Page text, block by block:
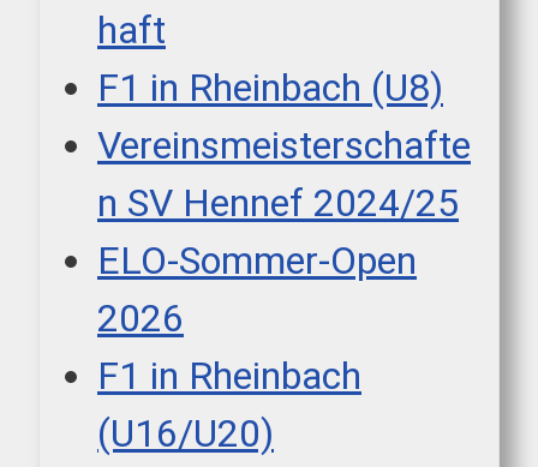
haft
F1 in Rheinbach (U8)
Vereinsmeisterschafte
n SV Hennef 2024/25
ELO-Sommer-Open
2026
F1 in Rheinbach
(U16/U20)